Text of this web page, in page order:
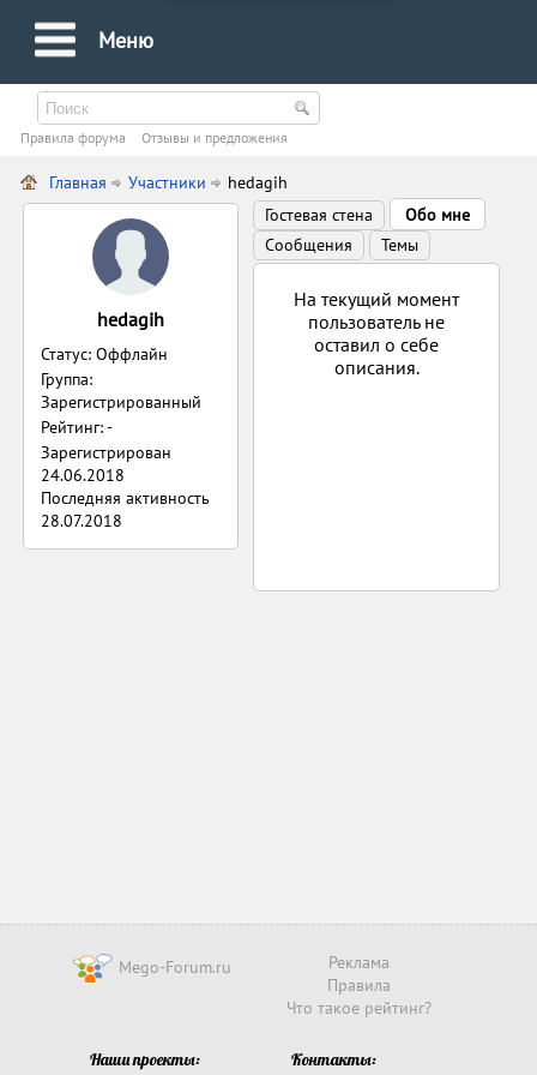
Меню
Правила форума Oтзывы и предложения
Главная Участники hedagih
hedagih
Статус: Оффлайн
Группа:
Зарегистрированный
Рейтинг: -
Зарегистрирован
24.06.2018
Последняя активность
28.07.2018
Гостевая стена
Обо мне
Сообщения
Темы
На текущий момент
пользователь не
оставил о себе
описания.
Mego-Forum.ru
Реклама
Правила
Что такое рейтинг?
Наши проекты:
Контакты: